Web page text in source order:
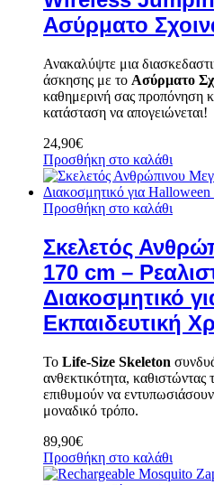
Ασύρματο
Ανακαλύψτε μια
άσκησης με το Ασύρματο
καθημερινή σας προπόνηση
κατάσταση να απογειώνεται!
24,90€
Προσθήκη στο καλάθι
Προσθήκη στο καλάθι
Σκελετός
170 cm –
Διακοσμητικό
Εκπαιδευτική
Το Life-Size Skeleton
ανθεκτικότητα, καθιστώντας
επιθυμούν να
μοναδικό τρόπο.
89,90€
Προσθήκη στο καλάθι